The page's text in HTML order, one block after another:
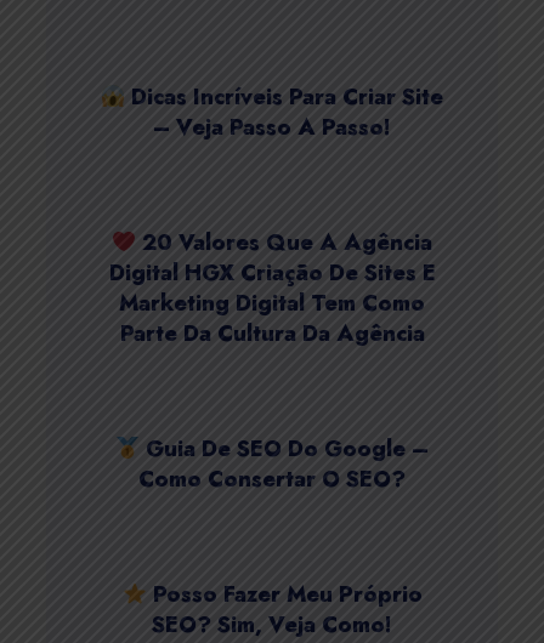
Dicas Incríveis Para Criar Site
– Veja Passo A Passo!
20 Valores Que A Agência
Digital HGX Criação De Sites E
Marketing Digital Tem Como
Parte Da Cultura Da Agência
Guia De SEO Do Google –
Como Consertar O SEO?
Posso Fazer Meu Próprio
SEO? Sim, Veja Como!